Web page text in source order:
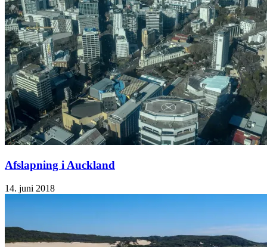
Afslapning i Auckland
14. juni 2018